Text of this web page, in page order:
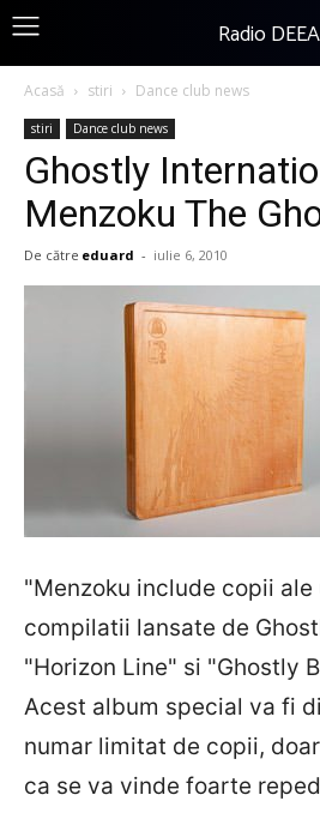
Radio DEEA
Acasă stiri Dance club news
stiri Dance club news
Ghostly
Menzoku The
De către eduard - iulie 6, 2010
"Menzoku include copii
compilatii lansate de
"Horizon Line" si "Ghostly
Acest album special va fi
numar limitat de copii,
ca se va vinde foarte